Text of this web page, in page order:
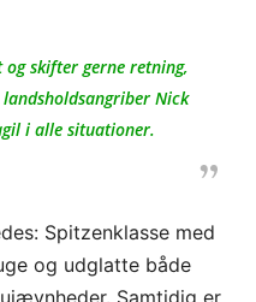
skifter gerne retning,
Nick
i alle situationer.
Spitzenklasse med
og udglatte både